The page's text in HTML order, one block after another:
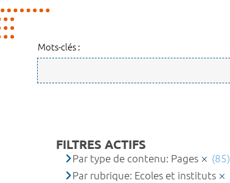
Mots-clés :
FILTRES ACTIFS
Par type de contenu: Pages
(85)
Par rubrique: Ecoles et instituts